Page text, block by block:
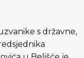
s državne,